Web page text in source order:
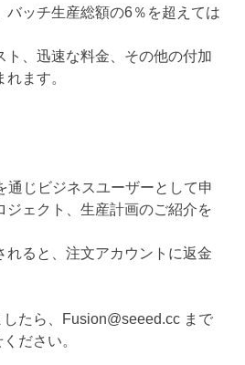
バッチ生産総額の6％を超えては
ト、迅速な料金、その他の付加
ます。
通じビジネスユーザーとして申
ジェクト、生産計画のご紹介を
れると、注文アカウントに返金
たら、 Fusion@seeed.cc まで
ださい。